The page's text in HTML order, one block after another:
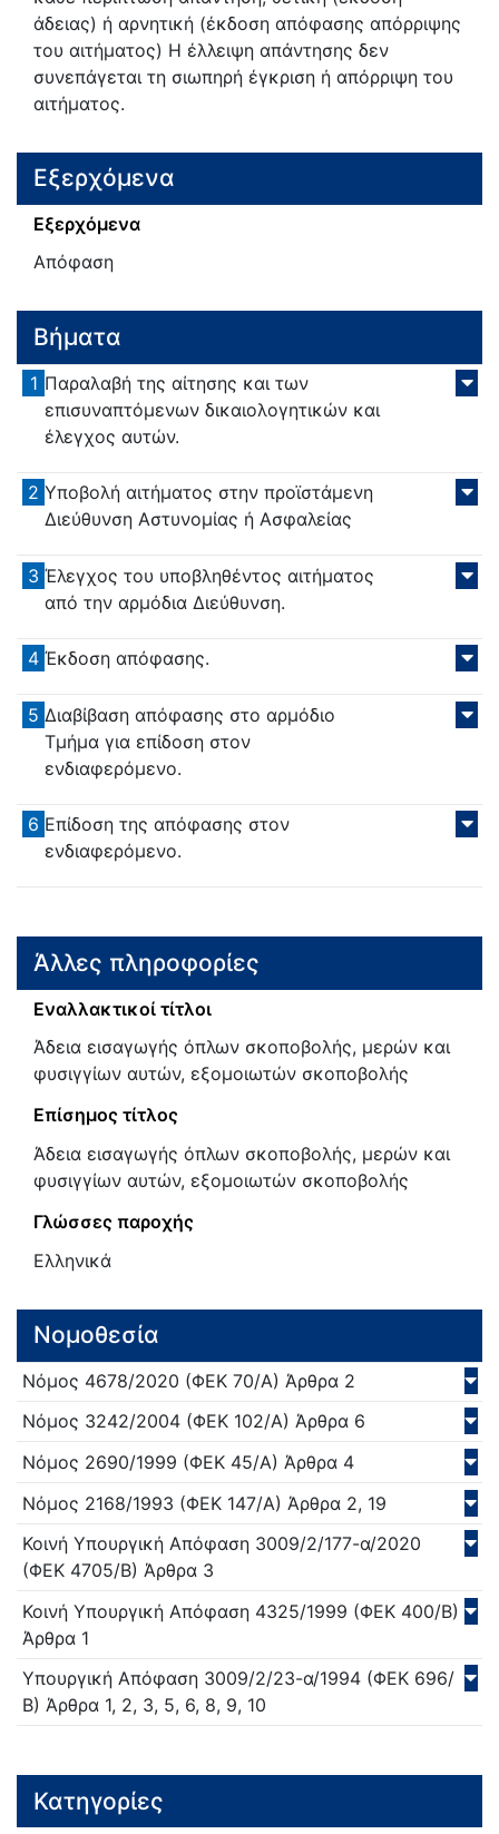
άδειας) ή αρνητική (έκδοση απόφασης απόρριψης
του αιτήματος) Η έλλειψη απάντησης δεν
συνεπάγεται τη σιωπηρή έγκριση ή απόρριψη του
αιτήματος.
Εξερχόμενα
Εξερχόμενα
Απόφαση
Βήματα
1 Παραλαβή της αίτησης και των
επισυναπτόμενων δικαιολογητικών και
έλεγχος αυτών.
2 Υποβολή αιτήματος στην προϊστάμενη
Διεύθυνση Αστυνομίας ή Ασφαλείας
3 Έλεγχος του υποβληθέντος αιτήματος
από την αρμόδια Διεύθυνση.
4 Έκδοση απόφασης.
5 Διαβίβαση απόφασης στο αρμόδιο
Τμήμα για επίδοση στον
ενδιαφερόμενο.
6 Επίδοση της απόφασης στον
ενδιαφερόμενο.
Άλλες πληροφορίες
Εναλλακτικοί τίτλοι
Άδεια εισαγωγής όπλων σκοποβολής, μερών και
φυσιγγίων αυτών, εξομοιωτών σκοποβολής
Επίσημος τίτλος
Άδεια εισαγωγής όπλων σκοποβολής, μερών και
φυσιγγίων αυτών, εξομοιωτών σκοποβολής
Γλώσσες παροχής
Ελληνικά
Νομοθεσία
Νόμος 4678/2020 (ΦΕΚ 70/Α) Άρθρα 2
Νόμος 3242/2004 (ΦΕΚ 102/Α) Άρθρα 6
Νόμος 2690/1999 (ΦΕΚ 45/Α) Άρθρα 4
Νόμος 2168/1993 (ΦΕΚ 147/Α) Άρθρα 2, 19
Κοινή Υπουργική Απόφαση 3009/2/177-α/2020
(ΦΕΚ 4705/Β) Άρθρα 3
Κοινή Υπουργική Απόφαση 4325/1999 (ΦΕΚ 400/Β)
Άρθρα 1
Υπουργική Απόφαση 3009/2/23-α/1994 (ΦΕΚ 696/
Β) Άρθρα 1, 2, 3, 5, 6, 8, 9, 10
Κατηγορίες